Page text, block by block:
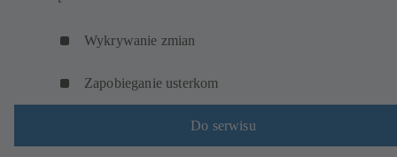
Wykrywanie zmian
Zapobieganie usterkom
Do serwisu